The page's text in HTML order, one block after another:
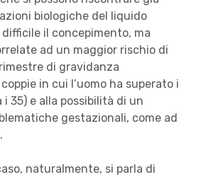
biologiche del liquido
il concepimento, ma
ad un maggior rischio di
di gravidanza
in cui l’uomo ha superato i
35) e alla possibilità di un
gestazionali, come ad
naturalmente, si parla di